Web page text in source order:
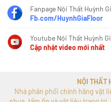
Fanpage Nội Thất Huỳnh
Fb.com/HuynhGiaFloor
Youtube Nội Thất Huỳnh
Cập nhật video mới nhất
NỘI THẤT
Nhà phân phối chính hãng vật